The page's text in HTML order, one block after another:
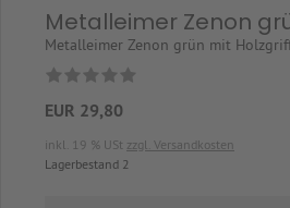
Metalleimer Zenon
Metalleimer Zenon grün mit
EUR 29,80
inkl. 19 % USt zzgl. Versandkosten
Lagerbestand 2